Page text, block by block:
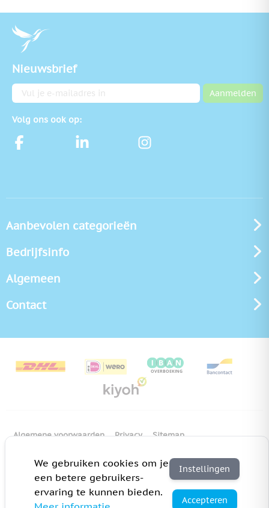
Nieuwsbrief
E-mailadres Aanmelden
Volg ons ook op:
Aanbevolen categorieën
Bedrijfsinfo
Algemeen
Contact
Algemene voorwaarden Privacy Sitemap
Copyright Bedrukken.nl Pas cookie instellingen aan
We gebruiken cookies om je
een betere gebruikers-
ervaring te kunnen bieden.
Instellingen
Accepteren